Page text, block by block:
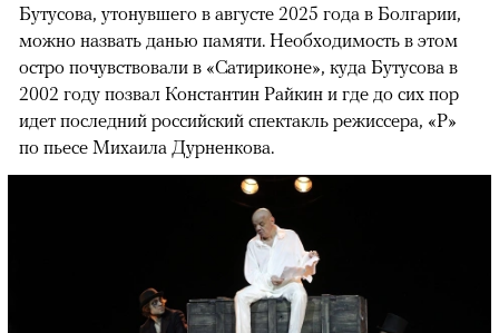
Бутусова, утонувшего в августе 2025 года в Болгарии,
можно назвать данью памяти. Необходимость в этом
остро почувствовали в «Сатириконе», куда Бутусова в
2002 году позвал Константин Райкин и где до сих пор
идет последний российский спектакль режиссера, «Р»
по пьесе Михаила Дурненкова.